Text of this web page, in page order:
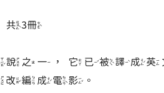
共3冊
之一，它已被譯成
編成電影。